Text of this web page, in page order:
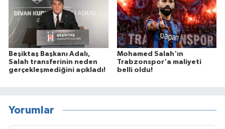
Beşiktaş Başkanı Adalı,
Salah transferinin neden
gerçekleşmediğini açıkladı!
Mohamed Salah'ın
Trabzonspor'a maliyeti
belli oldu!
Yorumlar